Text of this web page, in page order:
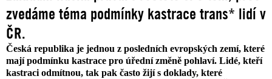
zvedáme téma podmínky kastrace trans* lidí v
ČR.
Česká republika je jednou z posledních evropských zemí, které
mají podmínku kastrace pro úřední změně pohlaví. Lidé, kteří
kastraci odmítnou, tak pak často žijí s doklady, které